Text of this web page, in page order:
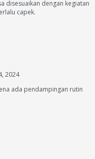
disesuaikan dengan kegiatan
capek.
2024
ada pendampingan rutin